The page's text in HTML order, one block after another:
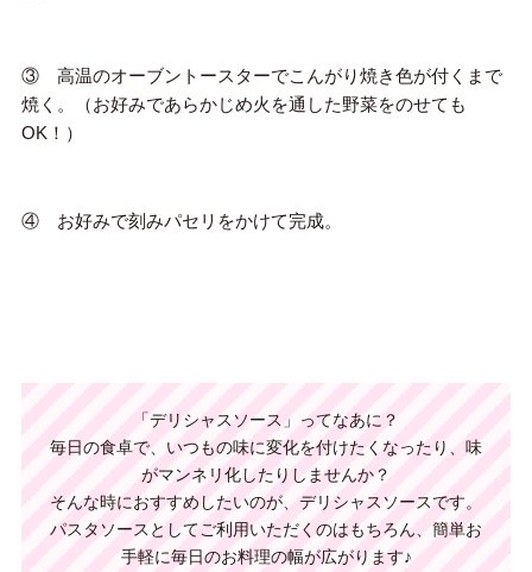
③ 高温のオーブントースターでこんがり焼き色が付くまで
焼く。（お好みであらかじめ火を通した野菜をのせても
OK！）
④ お好みで刻みパセリをかけて完成。
「デリシャスソース」ってなあに？
毎日の食卓で、いつもの味に変化を付けたくなったり、味
がマンネリ化したりしませんか？
そんな時におすすめしたいのが、デリシャスソースです。
パスタソースとしてご利用いただくのはもちろん、 簡単お
手軽に毎日のお料理の幅が広がります♪